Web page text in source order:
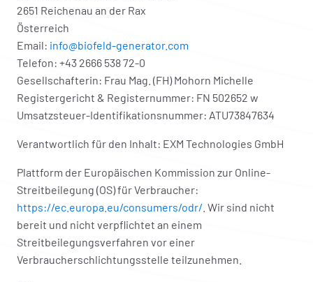
2651 Reichenau an der Rax
Österreich
Email: info@biofeld-generator.com
Telefon: +43 2666 538 72-0
Gesellschafterin: Frau Mag. (FH) Mohorn Michelle
Registergericht & Registernummer: FN 502652 w
Umsatzsteuer-Identifikationsnummer: ATU73847634
Verantwortlich für den Inhalt: EXM Technologies GmbH
Plattform der Europäischen Kommission zur Online-
Streitbeilegung (OS) für Verbraucher:
https://ec.europa.eu/consumers/odr/ . Wir sind nicht
bereit und nicht verpflichtet an einem
Streitbeilegungsverfahren vor einer
Verbraucherschlichtungsstelle teilzunehmen.